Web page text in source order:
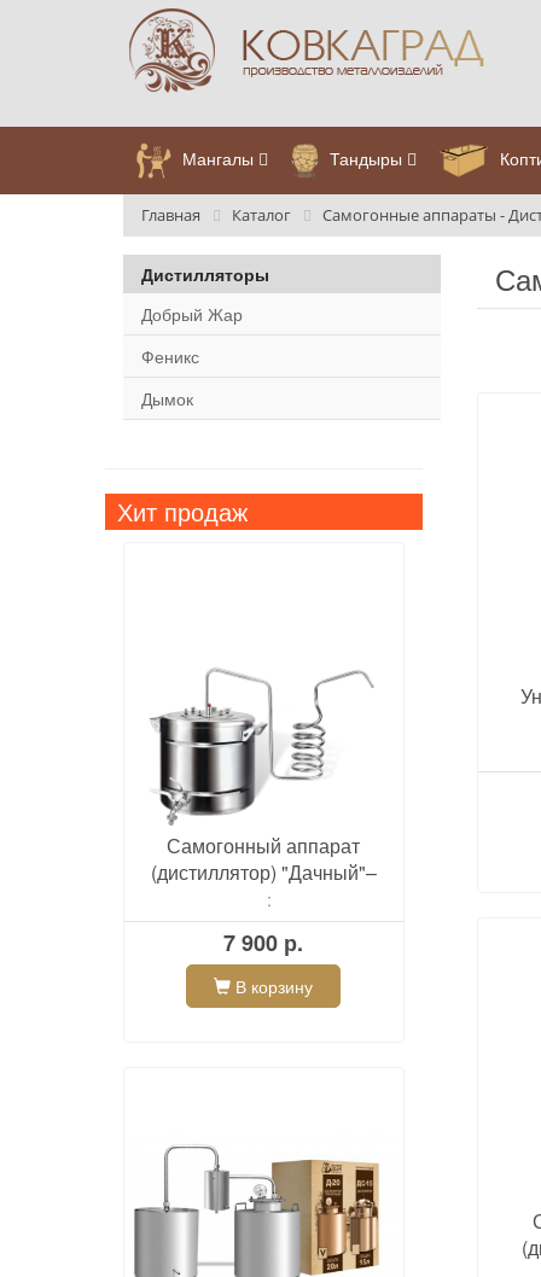
Мангалы Тандыры
Главная Каталог Самогонные аппараты -
Дистилляторы
Добрый Жар
Феникс
Дымок
Хит продаж
Самогонный аппарат
(дистиллятор) "Дачный"–
Эконом
:
7 900 р.
В корзину